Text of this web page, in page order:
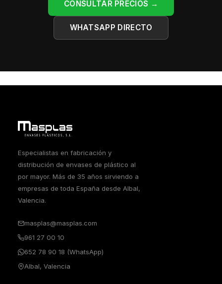
CONSULTAR PRECIOS →
WHATSAPP DIRECTO
Especialistas en fabricación y
distribución de envases de plástico al
por mayor. Más de 35 años sirviendo a
empresas de toda España desde Albal,
Valencia.
masplas@masplas.com
961 27 00 10
652 78 90 18 (WhatsApp)
Albal, Valencia